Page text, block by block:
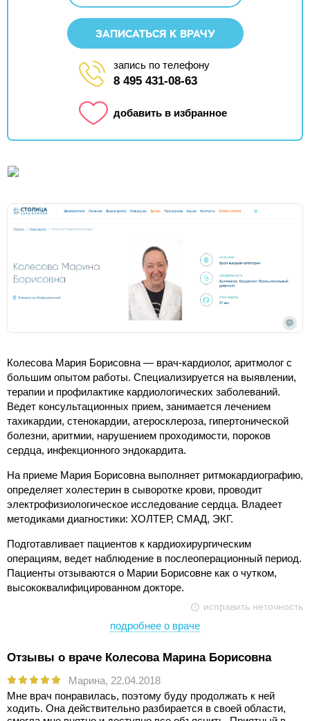
ЗАПИСАТЬСЯ К ВРАЧУ
запись по телефону
8 495 431-08-63
добавить в избранное
Колесова Мария Борисовна — врач-кардиолог, аритмолог с
большим опытом работы. Специализируется на выявлении,
терапии и профилактике кардиологических заболеваний.
Ведет консультационных прием, занимается лечением
тахикардии, стенокардии, атеросклероза, гипертонической
болезни, аритмии, нарушением проходимости, пороков
сердца, инфекционного эндокардита.
На приеме Мария Борисовна выполняет ритмокардиографию,
определяет холестерин в сыворотке крови, проводит
электрофизиологическое исследование сердца. Владеет
методиками диагностики: ХОЛТЕР, СМАД, ЭКГ.
Подготавливает пациентов к кардиохирургическим
операциям, ведет наблюдение в послеоперационный период.
Пациенты отзываются о Марии Борисовне как о чутком,
высококвалифицированном докторе.
исправить неточность
подробнее о враче
Отзывы о враче Колесова Марина Борисовна
Марина, 22.04.2018
Мне врач понравилась, поэтому буду продолжать к ней
ходить. Она действительно разбирается в своей области,